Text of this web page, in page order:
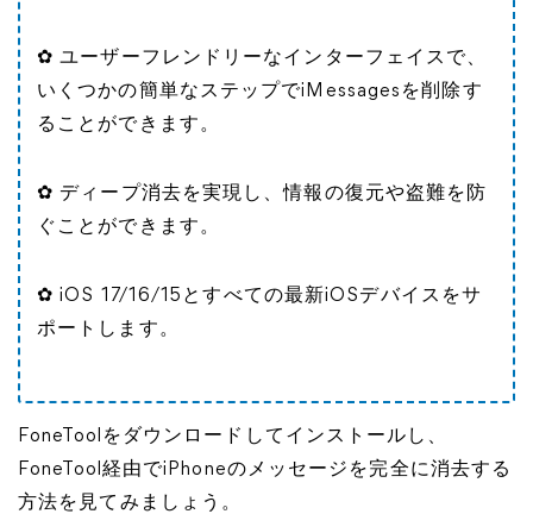
✿ ユーザーフレンドリーなインターフェイスで、
いくつかの簡単なステップでiMessagesを削除す
ることができます。
✿ ディープ消去を実現し、情報の復元や盗難を防
ぐことができます。
✿ iOS 17/16/15とすべての最新iOSデバイスをサ
ポートします。
FoneToolをダウンロードしてインストールし、
FoneTool経由でiPhoneのメッセージを完全に消去する
方法を見てみましょう。